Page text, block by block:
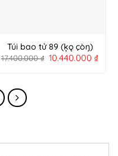
Túi bao tử 89 (ķǫ çòŋ)
17.400.000₫ 10.440.000₫